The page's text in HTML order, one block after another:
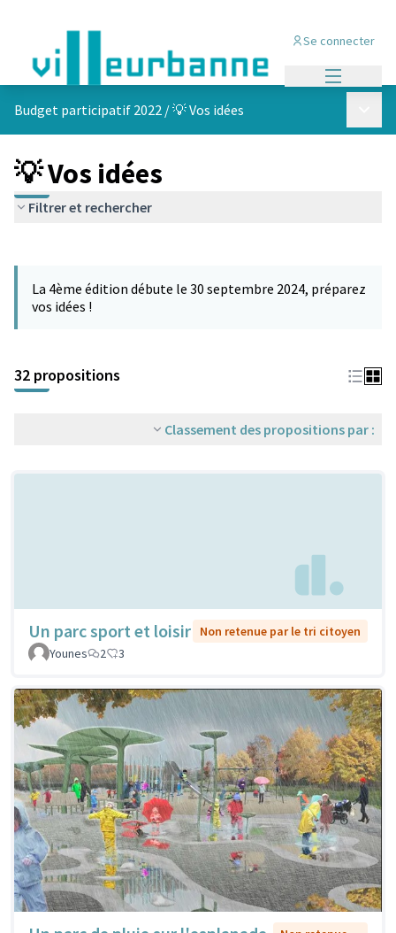
Se connecter
Budget participatif 2022 /💡 Vos idées
💡 Vos idées
Filtrer et rechercher
−
La 4ème édition débute le 30 septembre 2024, préparez
vos idées !
32 propositions
Classement des propositions par :
Un parc sport et loisir
Non retenue par le tri citoyen
Younes
2 3